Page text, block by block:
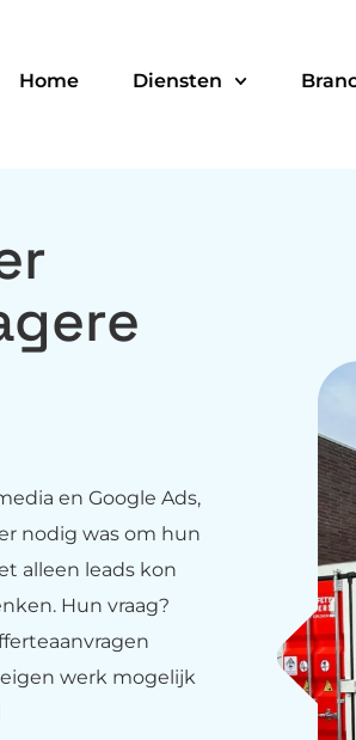
Home Diensten
en Google Ads,
nodig was om hun
alleen leads kon
Hun vraag?
werk mogelijk